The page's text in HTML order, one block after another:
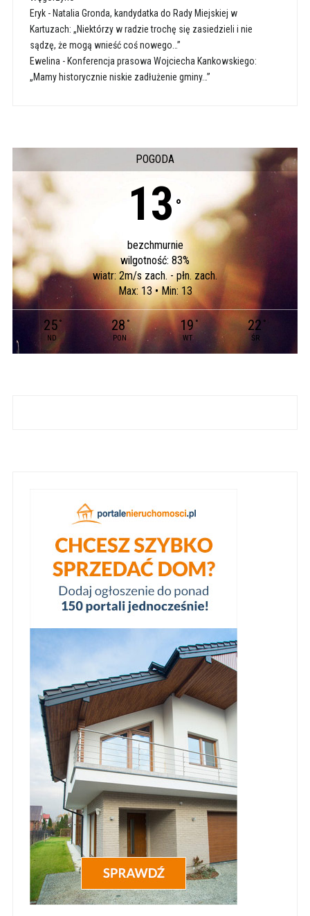
Eryk- Natalia Gronda, kandydatka do Rady Miejskiej w
Kartuzach: „Niektórzy w radzie trochę się zasiedzieli i nie
sądzę, że mogą wnieść coś nowego…”
Ewelina - Konferencja prasowa Wojciecha Kankowskiego:
„Mamy historycznie niskie zadłużenie gminy…”
POGODA
13 °
bezchmurnie
wilgotność: 83%
wiatr: 2m/s zach. - płn. zach.
Max: 13 • Min: 13
25 °
ND
28°
PON
19 °
WT
22 °
ŚR